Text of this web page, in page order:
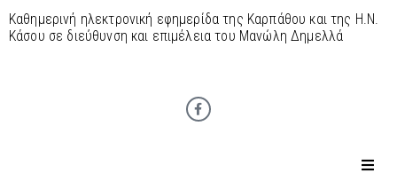
Καθημερινή ηλεκτρονική εφημερίδα της Καρπάθου και της Η.Ν.
Κάσου σε διεύθυνση και επιμέλεια του Μανώλη Δημελλά